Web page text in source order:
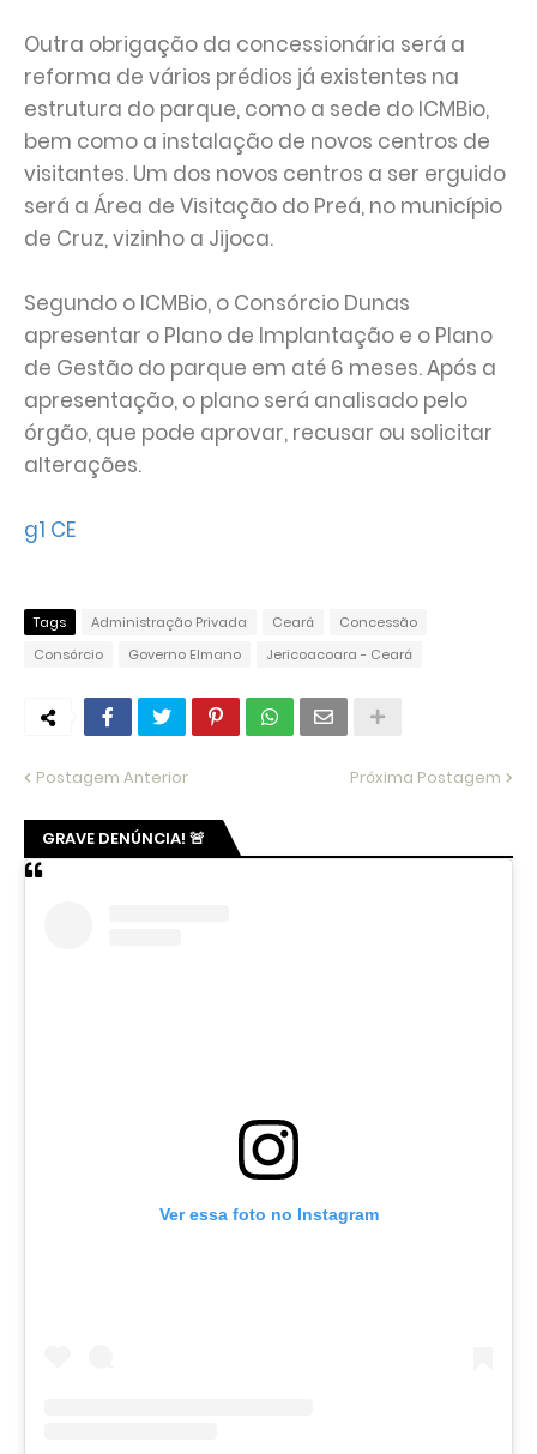
Outra obrigação da concessionária será a
reforma de vários prédios já existentes na
estrutura do parque, como a sede do ICMBio,
bem como a instalação de novos centros de
visitantes. Um dos novos centros a ser erguido
será a Área de Visitação do Preá, no município
de Cruz, vizinho a Jijoca.
Segundo o ICMBio, o Consórcio Dunas
apresentar o Plano de Implantação e o Plano
de Gestão do parque em até 6 meses. Após a
apresentação, o plano será analisado pelo
órgão, que pode aprovar, recusar ou solicitar
alterações.
g1 CE
Tags Administração Privada Ceará
Concessão
Consórcio
Governo Elmano Jericoacoara - Ceará
Postagem Anterior Próxima Postagem
GRAVE DENÚNCIA! 🚨
Ver essa foto no Instagram